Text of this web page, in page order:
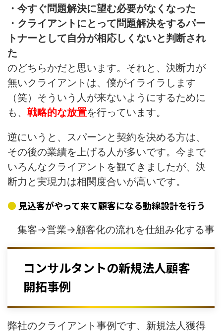
・今すぐ問題解決に望む必要がなくなった
・クライアントにとって問題解決をするパー
トナーとして自分が相応しくないと判断され
た
のどちらかだと思います。それと、決断力が
無いクライアントは、僕がイライラします
（笑）そういう人が来ないようにするために
も、 戦略的な放置を行っています。
逆にいうと、スパーンと契約を決める方は、
その後の業績を上げる人が多いです。今まで
いろんなクライアントを観てきましたが、決
断力と実現力は相関度合いが高いです。
見込客がやって来て顧客になる動線設計を行う
集客→営業→顧客化の流れを仕組み化する事
コンサルタントの新規法人顧客
開拓事例
弊社のクライアント事例です、新規法人獲得